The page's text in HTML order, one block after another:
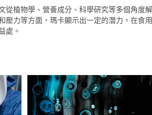
從植物學、營養成分、科學研究等多個角度解
壓力等方面，瑪卡顯示出一定的潛力。在食用
處。